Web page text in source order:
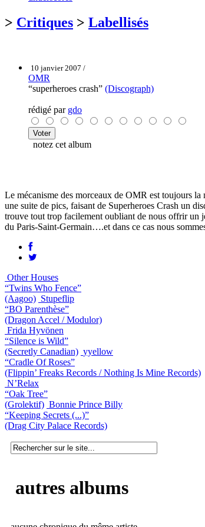
> Critiques > Labellisés
10 janvier 2007 /
OMR
“superheroes crash” (Discograph)
rédigé par gdo
notez cet album
Le mécanisme des morceaux de OMR est toujours
une suite de pics, faisant de Superheroes Crash un
trouve tout trop facilement oubliant de nous offrir un
du Paris-Saint-Germain….et dans ce cas nous
Other Houses
“Twins Who Fence”
(Aagoo) Stupeflip
“BO Parenthèse”
(Dragon Accel / Modulor)
Frida Hyvönen
“Silence is Wild”
(Secretly Canadian) yyellow
“Cradle Of Roses”
(Flippin’ Freaks Records / Nothing Is Mine Records)
N’Relax
“Oak Tree”
(Grolektif) Bonnie Prince Billy
“Keeping Secrets (...)”
(Drag City Palace Records)
autres albums